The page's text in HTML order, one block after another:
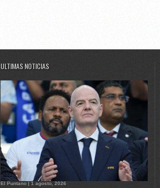
ULTIMAS NOTICIAS
El Puntano | 1 agosto, 2026